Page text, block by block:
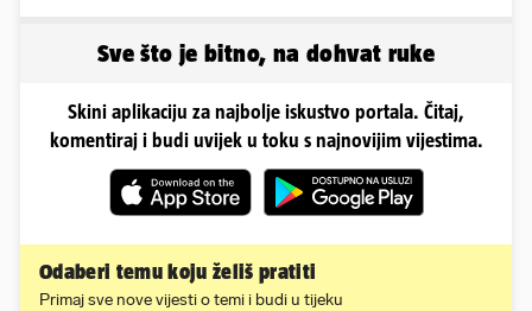
Sve što je bitno, na dohvat ruke
Skini aplikaciju za najbolje iskustvo portala. Čitaj,
komentiraj i budi uvijek u toku s najnovijim vijestima.
Odaberi temu koju želiš pratiti
Primaj sve nove vijesti o temi i budi u tijeku